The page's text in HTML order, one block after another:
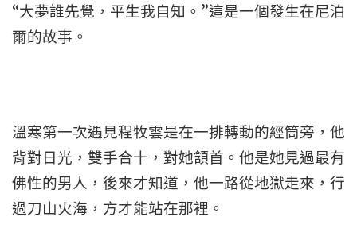
“大夢誰先覺，平生我自知。”這是一個發生在尼泊
爾的故事。
溫寒第一次遇見程牧雲是在一排轉動的經筒旁，他
背對日光，雙手合十，對她頷首。他是她見過最有
佛性的男人，後來才知道，他一路從地獄走來，行
過刀山火海，方才能站在那裡。